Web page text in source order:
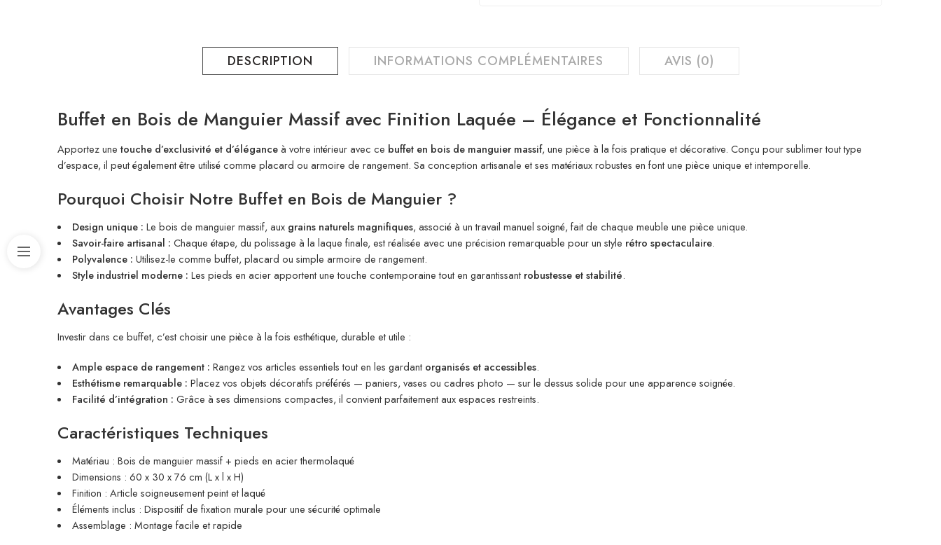
DESCRIPTION INFORMATIONS COMPLÉMENTAIRES AVIS (0)
Buffet en Bois de Manguier Massif avec Finition Laquée – Élégance et Fonctionnalité
Apportez une touche d’exclusivité et d’éléganceà votre intérieur avec ce buffet en bois de manguier massif, une pièce à la fois pratique et décorative. Conçu pour sublimer tout type
d’espace, il peut également être utilisé comme placard ou armoire de rangement. Sa conception artisanale et ses matériaux robustes en font une pièce unique et intemporelle.
Pourquoi Choisir Notre Buffet en Bois de Manguier ?
Design unique : Le bois de manguier massif, aux grains naturels magnifiques, associé à un travail manuel soigné, fait de chaque meuble une pièce unique.
Savoir-faire artisanal : Chaque étape, du polissage à la laque finale, est réalisée avec une précision remarquable pour un style rétro spectaculaire.
Polyvalence : Utilisez-le comme buffet, placard ou simple armoire de rangement.
Style industriel moderne : Les pieds en acier apportent une touche contemporaine tout en garantissant robustesse et stabilité.
Avantages Clés
Investir dans ce buffet, c’est choisir une pièce à la fois esthétique, durable et utile :
Ample espace de rangement : Rangez vos articles essentiels tout en les gardant organisés et accessibles.
Esthétisme remarquable : Placez vos objets décoratifs préférés — paniers, vases ou cadres photo — sur le dessus solide pour une apparence soignée.
Facilité d’intégration : Grâce à ses dimensions compactes, il convient parfaitement aux espaces restreints.
Caractéristiques Techniques
Matériau : Bois de manguier massif + pieds en acier thermolaqué
Dimensions : 60 x 30 x 76 cm (L x l x H)
Finition : Article soigneusement peint et laqué
Éléments inclus : Dispositif de fixation murale pour une sécurité optimale
Assemblage : Montage facile et rapide